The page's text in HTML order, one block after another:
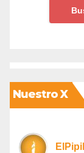
Nuestro X